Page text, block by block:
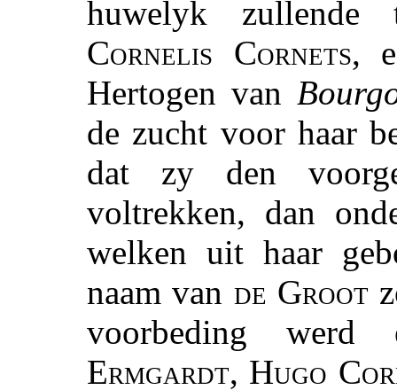
huwelyk zullende
Cornelis Cornets,
Hertogen van
de zucht voor haar
dat zy den
voltrekken, dan
welken uit haar
naam van de Groot
voorbeding
Ermgardt, Hugo